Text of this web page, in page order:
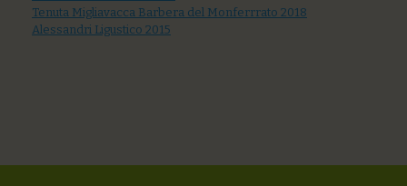
Tenuta Migliavacca Barbera del Monferrrato 2018
Alessandri Ligustico 2015